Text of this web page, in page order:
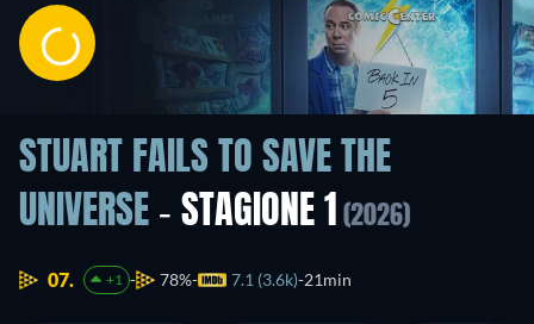
STUART FAILS TO SAVE THE
UNIVERSE - STAGIONE 1 (2026)
07. +1 78% 7.1 (3.6k) 21min